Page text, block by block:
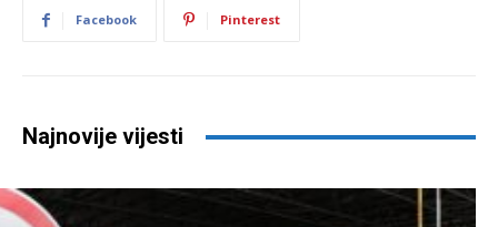
Facebook Pinterest
Najnovije vijesti